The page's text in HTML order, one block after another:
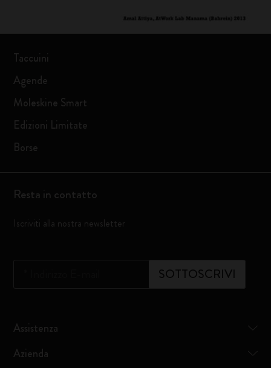
Taccuini
Agende
Moleskine Smart
Edizioni Limitate
Borse
Resta in contatto
Iscriviti alla nostra newsletter
SOTTOSCRIVI
Assistenza
Azienda